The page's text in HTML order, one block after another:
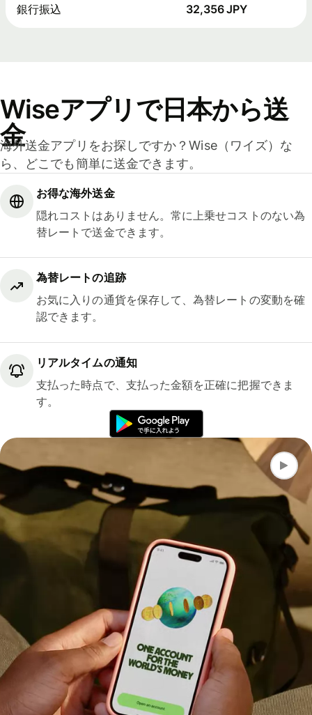
銀行振込 32,356 JPY
Wiseアプリで日本から送
金
海外送金アプリをお探しですか？Wise（ワイズ）な
ら、どこでも簡単に送金できます。
お得な海外送金
隠れコストはありません。常に上乗せコストのない為
替レートで送金できます。
為替レートの追跡
お気に入りの通貨を保存して、為替レートの変動を確
認できます。
リアルタイムの通知
支払った時点で、支払った金額を正確に把握できま
す。